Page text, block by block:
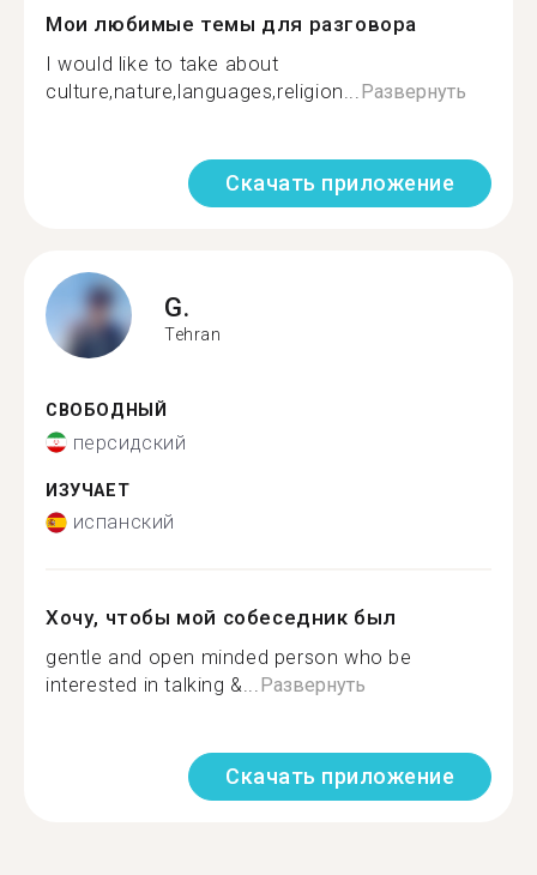
Мои любимые темы для разговора
I would like to take about
culture,nature,languages,religion...Развернуть
Скачать приложение
G.
Tehran
СВОБОДНЫЙ
персидский
ИЗУЧАЕТ
испанский
Хочу, чтобы мой собеседник был
gentle and open minded person who be
interested in talking &...Развернуть
Скачать приложение